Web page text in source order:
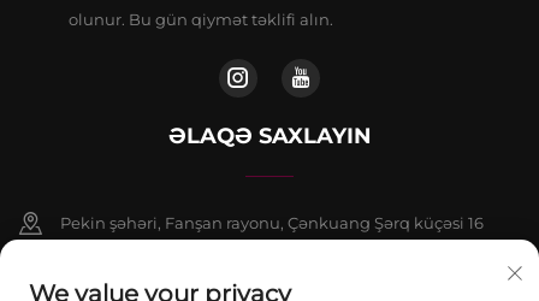
olunur. Bu gün qiymət təklifi alın.
ƏLAQƏ SAXLAYIN
Pekin şəhəri, Fanşan rayonu, Çənkuang Şərq küçəsi 16
We value your privacy